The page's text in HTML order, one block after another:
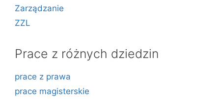
Zarządzanie
ZZL
Prace z różnych dziedzin
prace z prawa
prace magisterskie